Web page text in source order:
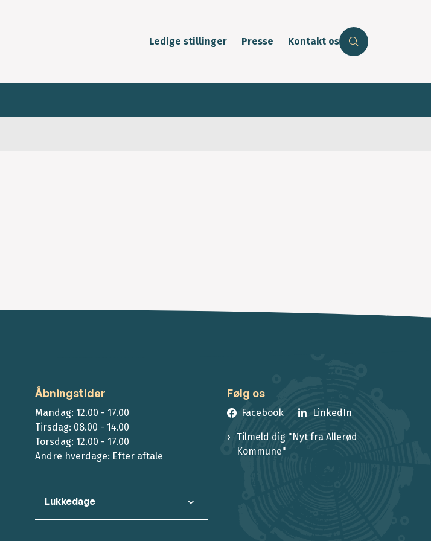
Ledige stillinger Presse Kontakt os
Åbningstider
Mandag: 12.00 - 17.00
Tirsdag: 08.00 - 14.00
Torsdag: 12.00 - 17.00
Andre hverdage: Efter aftale
Lukkedage
Følg os
Facebook LinkedIn
Tilmeld dig "Nyt fra Allerød
Kommune"